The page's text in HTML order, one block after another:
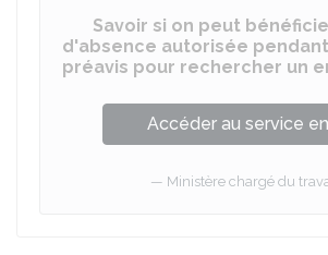
Savoir si on peut
d'absence autorisée
préavis pour rechercher un
Accéder au service
Ministère chargé du